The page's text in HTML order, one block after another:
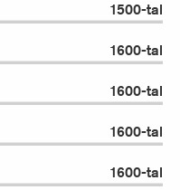
1500-tal
1600-tal
1600-tal
1600-tal
1600-tal